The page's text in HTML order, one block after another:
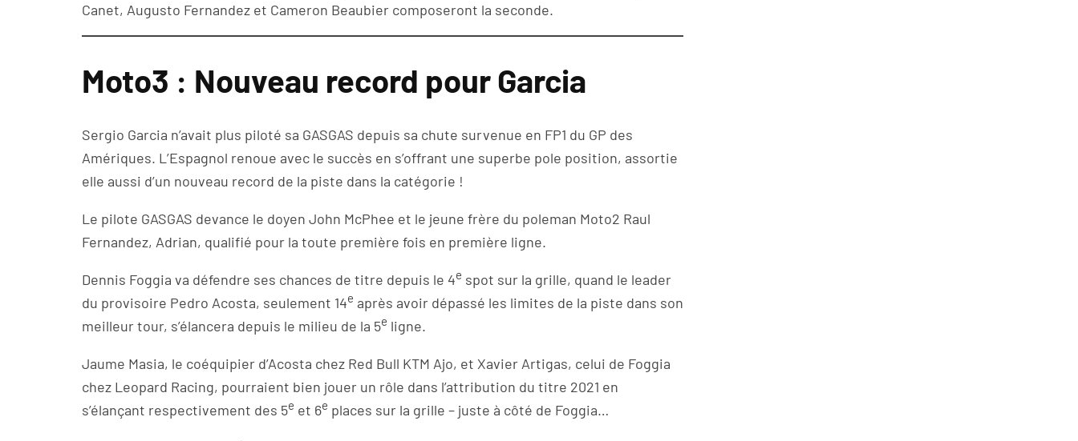
Canet, Augusto Fernandez et Cameron Beaubier composeront la seconde.
Moto3 : Nouveau record pour Garcia
Sergio Garcia n’avait plus piloté sa GASGAS depuis sa chute survenue en FP1 du GP des
Amériques. L’Espagnol renoue avec le succès en s’offrant une superbe pole position, assortie
elle aussi d’un nouveau record de la piste dans la catégorie !
Le pilote GASGAS devance le doyen John McPhee et le jeune frère du poleman Moto2 Raul
Fernandez, Adrian, qualifié pour la toute première fois en première ligne.
Dennis Foggia va défendre ses chances de titre depuis le 4e spot sur la grille, quand le leader
du provisoire Pedro Acosta, seulement 14e après avoir dépassé les limites de la piste dans son
meilleur tour, s’élancera depuis le milieu de la 5e ligne.
Jaume Masia, le coéquipier d’Acosta chez Red Bull KTM Ajo, et Xavier Artigas, celui de Foggia
chez Leopard Racing, pourraient bien jouer un rôle dans l’attribution du titre 2021 en
s’élançant respectivement des 5e et 6e places sur la grille – juste à côté de Foggia…